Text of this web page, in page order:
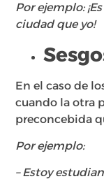
Por ejemplo:
ciudad que yo!
En el caso de
cuando la otra
preconcebida
Por ejemplo:
– Estoy